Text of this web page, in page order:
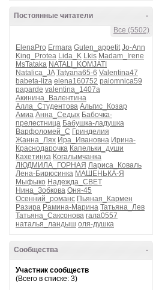
-
Постоянные читатели
Все (5502)
ElenaPro Ermara Guten_appetit Jo-Ann
King_Protea Lida_K Lkis Madam_Irene
MsTataka NATALI_KOMJATI
Natalica_JA Tatyana65-6 Valentina47
babeta-liza elena160752 palomnica59
paparde valentina_1407a
Акинина_Валентина
Алла_Студентова Альгис_Козар
Амиа Анна_Седых Бабочка-
прелестница Бабушка-ладушка
Варфоломей_С Гринделия
Жанна_Лях Ира_Ивановна Ирина-
Краснодарочка Капельки_души
Кахетинка Когалымчанка
ЛЮДМИЛА_ГОРНАЯ Лариса_Коваль
Лена-Бирюсинка МАШЕНЬКА-Я
Мыфыко Надежда_СВЕТ
Нина_Зобкова Оня-45
Осенний_романс Пьяная_Кармен
Разира Рамина-Марина Татьяна_Лев
Татьяна_Саксонова гала0557
наталья_ландыш оля-душка
-
Сообщества
Участник сообществ
(Всего в списке: 3)